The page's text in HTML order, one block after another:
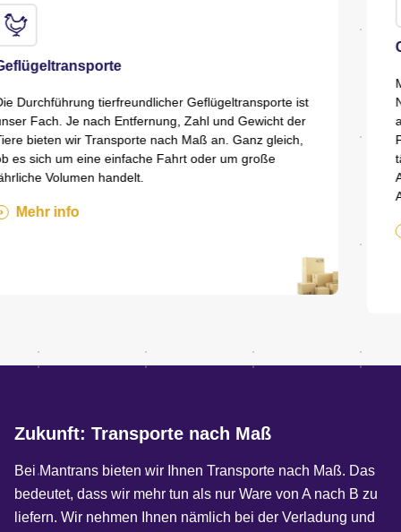
Niederlanden und ganz Europa. So liefern wir Fleisch
an die europäischen Frischemärkte und verbringen
Ferkel ins Ausland, aber ebenso gut entladen wir
täglich Beton auf den niederländischen Baustellen. Mit
Aufliegern unserer Kunden oder unseren eigenen
Zukunft: Transporte nach Maß
Bei Mantrans bieten wir Ihnen Transporte nach Maß. Das
bedeutet, dass wir mehr tun als nur Ware von A nach B zu
liefern. Wir nehmen Ihnen nämlich bei der Verladung und